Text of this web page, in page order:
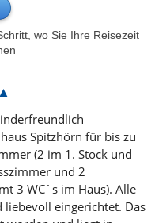
wo Sie Ihre Reisezeit
Spitzhörn für bis zu
(2 im 1. Stock und
und 2
3 WC`s im Haus). Alle
eingerichtet. Das